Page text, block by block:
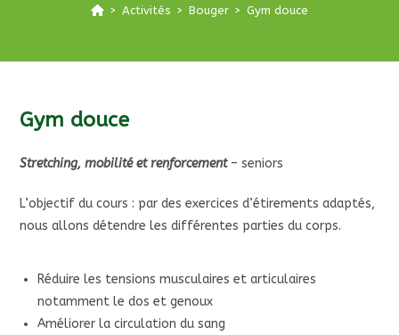
> Activités > Bouger > Gym douce
Gym douce
Stretching, mobilité et renforcement– seniors
L’objectif du cours : par des exercices d’étirements adaptés,
nous allons détendre les différentes parties du corps.
Réduire les tensions musculaires et articulaires
notamment le dos et genoux
Améliorer la circulation du sang